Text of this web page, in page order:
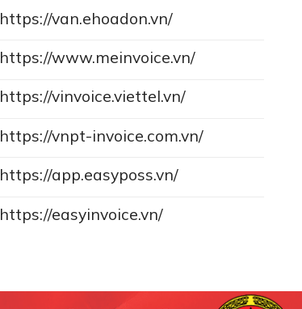
https://van.ehoadon.vn/
https://www.meinvoice.vn/
https://vinvoice.viettel.vn/
https://vnpt-invoice.com.vn/
https://app.easyposs.vn/
https://easyinvoice.vn/